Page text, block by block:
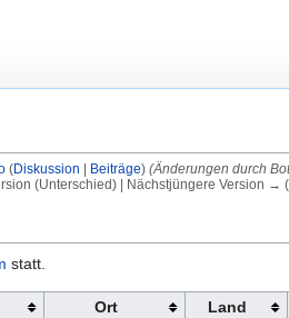
(Diskussion Beiträge) (Änderungen durch
(Unterschied) | Nächstjüngere Version →
statt.
Ort Land